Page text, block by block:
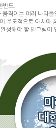
반도.
움직이는 여러 나라
주도적으로 아시아
성해야 할 밑그림이